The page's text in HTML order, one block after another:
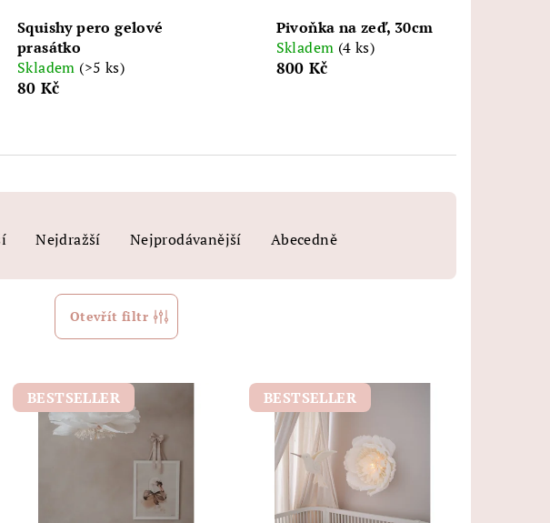
Squishy pero gelové
prasátko
Skladem (>5 ks)
80 Kč
Pivoňka na zeď, 30cm
Skladem (4 ks)
800 Kč
Nejdražší Nejprodávanější Abecedně
Otevřít filtr
BESTSELLER BESTSELLER